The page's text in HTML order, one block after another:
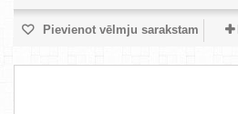
Pievienot vēlmju sarakstam